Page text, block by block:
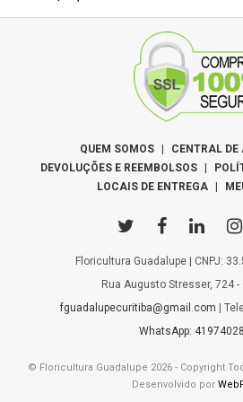
Após escolher a data e o horário da
adicionar complementos como
bebidas, balões entre outros para
ainda mais especial. Acredite isso
POLITICA DE TROCA
podem variar de acordo com a
vigente ou climas inesperados.
excepcional, flores frescas e
para que o pedido seja entregue
prazo requisitado.
altura
QUEM SOMOS CENTRAL DE
DEVOLUÇÕES E REEMBOLSOS
LOCAIS DE ENTREGA
Floricultura Guadalupe | CNPJ:
Rua Augusto Stresser, 724 -
fguadalupecuritiba@gmail.com |
WhatsApp:
© Floricultura Guadalupe 2026 - Copyright
Desenvolvido por